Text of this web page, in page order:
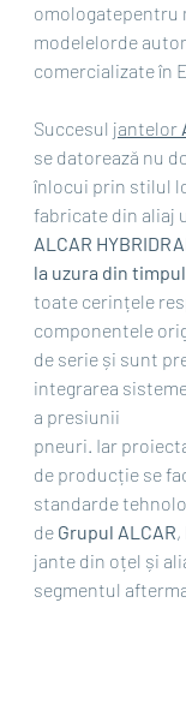
omologatepentru
modelelorde
comercializate în
Succesul jantelor
se datorează nu
înlocui prin stilul
fabricate din aliaj
ALCAR
la uzura din
toate cerințele
componentele
de serie și sunt
integrarea
a presiunii
pneuri. Iar
de producție se
standarde
de Grupul ALCAR
jante din oțel și
segmentul